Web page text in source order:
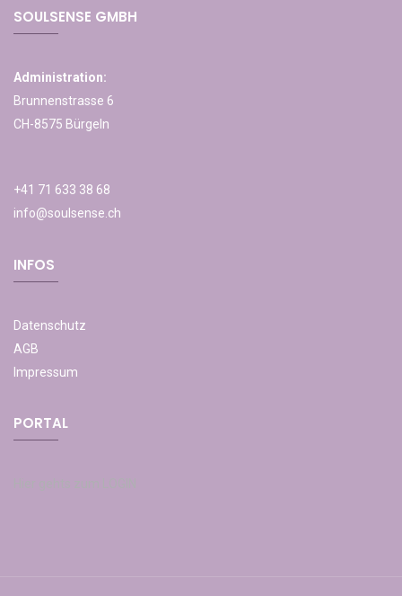
SOULSENSE GMBH
Administration:
Brunnenstrasse 6
CH-8575 Bürgeln
+41 71 633 38 68
info@soulsense.ch
INFOS
Datenschutz
AGB
Impressum
PORTAL